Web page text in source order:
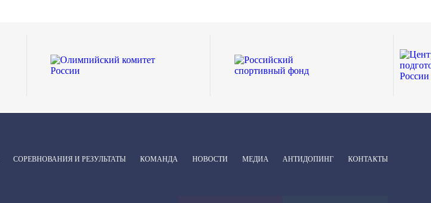
СОРЕВНОВАНИЯ И РЕЗУЛЬТАТЫ КОМАНДА НОВОСТИ МЕДИА АНТИДОПИНГ КОНТАКТЫ